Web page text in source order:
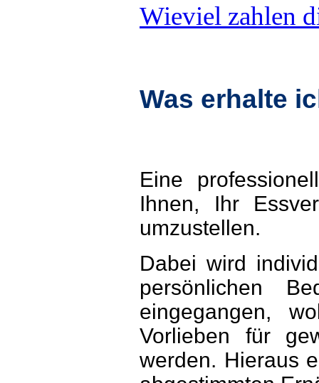
Wieviel zahlen
Was erhalte
Eine
Ihnen, Ihr
umzustellen.
Dabei wird
persönlichen
eingegangen,
Vorlieben für
werden. Hieraus